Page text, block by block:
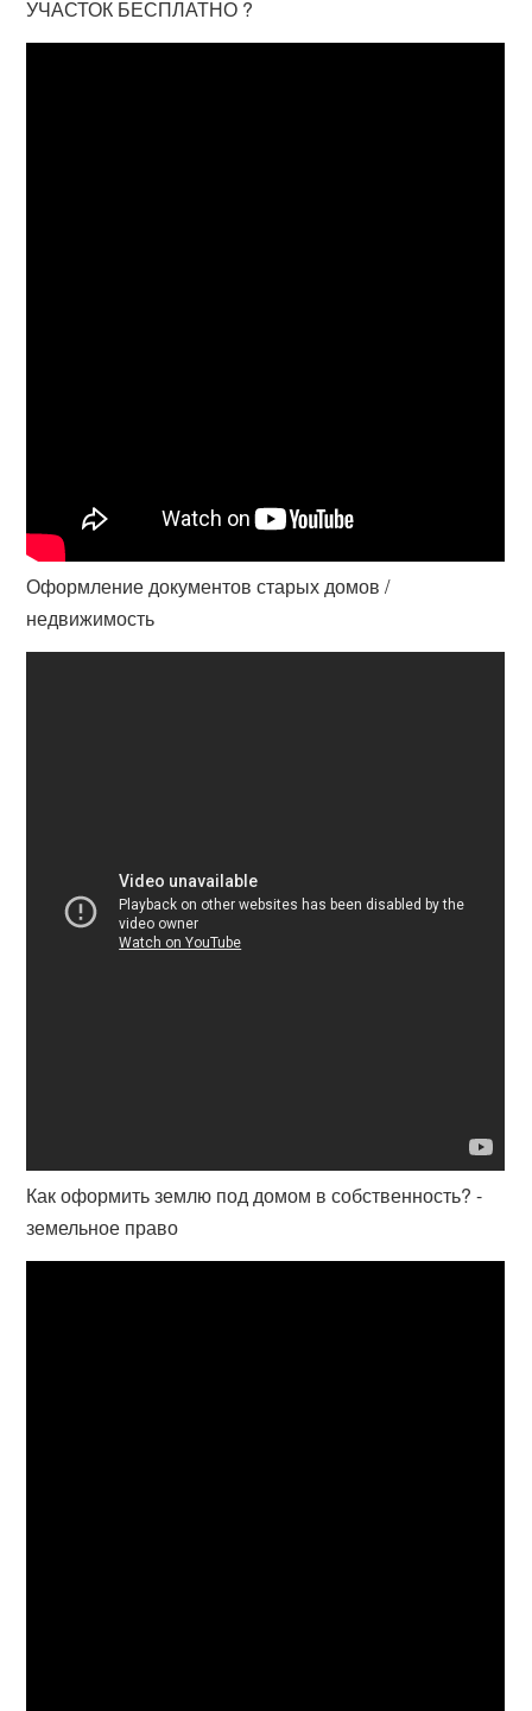
УЧАСТОК БЕСПЛАТНО ?
Оформление документов старых домов /
недвижимость
Как оформить землю под домом в собственность? -
земельное право